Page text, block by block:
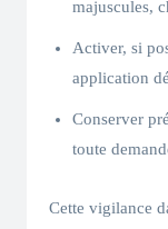
majuscules,
Activer, si
application
Conserver
toute
Cette vigilance